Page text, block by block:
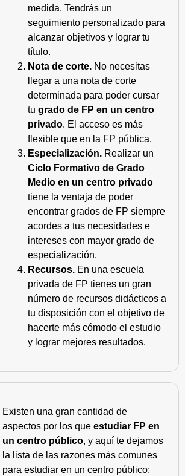
medida. Tendrás un
seguimiento personalizado para
alcanzar objetivos y lograr tu
título.
Nota de corte. No necesitas
llegar a una nota de corte
determinada para poder cursar
tu grado de FP en un centro
privado. El acceso es más
flexible que en la FP pública.
Especialización. Realizar un
Ciclo Formativo de Grado
Medio en un centro privado
tiene la ventaja de poder
encontrar grados de FP siempre
acordes a tus necesidades e
intereses con mayor grado de
especialización.
Recursos. En una escuela
privada de FP tienes un gran
número de recursos didácticos a
tu disposición con el objetivo de
hacerte más cómodo el estudio
y lograr mejores resultados.
Existen una gran cantidad de
aspectos por los que estudiar FP en
un centro público, y aquí te dejamos
la lista de las razones más comunes
para estudiar en un centro público: